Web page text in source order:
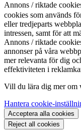
Annons / riktade
cookies som används
eller tredjeparts
intressen, samt för att
Annons / riktade
annonser på våra
mer relevanta för dig
effektiviteten i
Vill du lära dig mer om
Hantera cookie-
Acceptera alla cookies
Reject all cookies